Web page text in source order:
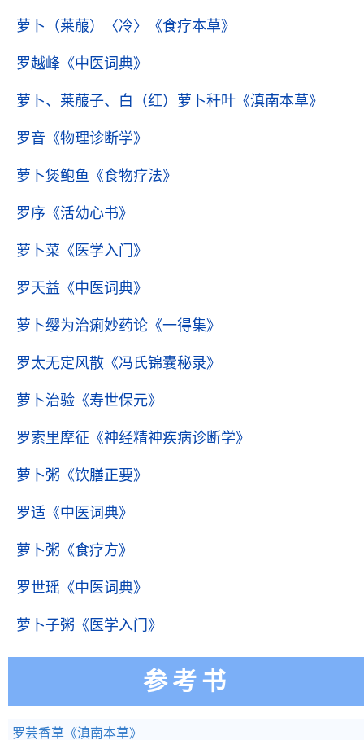
萝卜（莱菔）〈冷〉 《食疗本草》
罗越峰 《中医词典》
萝卜、莱菔子、白（红）萝卜秆叶 《滇南本草》
罗音 《物理诊断学》
萝卜煲鲍鱼 《食物疗法》
罗序 《活幼心书》
萝卜菜 《医学入门》
罗天益 《中医词典》
萝卜缨为治痢妙药论 《一得集》
罗太无定风散 《冯氏锦囊秘录》
萝卜治验 《寿世保元》
罗索里摩征 《神经精神疾病诊断学》
萝卜粥 《饮膳正要》
罗适 《中医词典》
萝卜粥 《食疗方》
罗世瑶 《中医词典》
萝卜子粥 《医学入门》
参考书
罗芸香草 《滇南本草》